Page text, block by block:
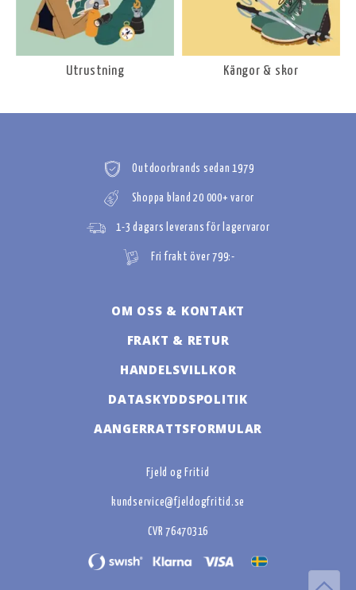
Utrustning Kängor & skor
Outdoorbrands sedan 1979
Shoppa bland 20 000+ varor
1-3 dagars leverans för lagervaror
Fri frakt över 799:-
OM OSS & KONTAKT
FRAKT & RETUR
HANDELSVILLKOR
DATASKYDDSPOLITIK
AANGERRATTSFORMULAR
Fjeld og Fritid
kundservice@fjeldogfritid.se
CVR 76470316